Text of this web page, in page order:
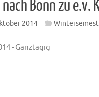
Bonn zu e.v.
2014
- Ganztägig